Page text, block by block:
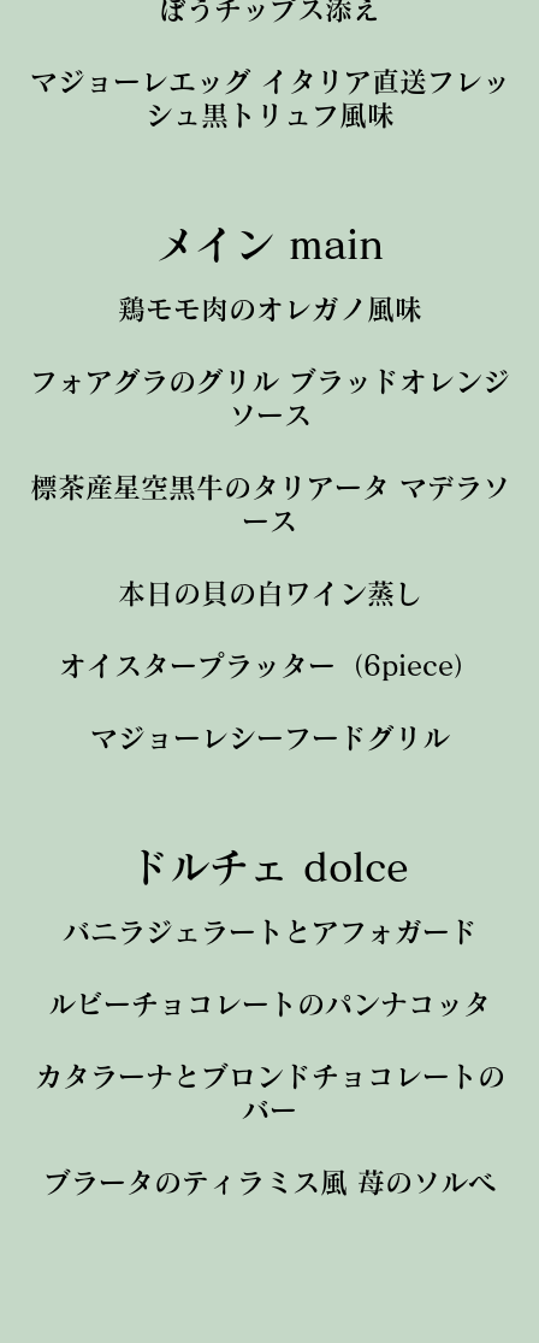
ぼうチップス添え
マジョーレエッグ イタリア直送フレッ
シュ黒トリュフ風味
メイン main
鶏モモ肉のオレガノ風味
フォアグラのグリル ブラッドオレンジ
ソース
標茶産星空黒牛のタリアータ マデラソ
ース
本日の貝の白ワイン蒸し
オイスタープラッター（6piece）
マジョーレシーフードグリル
ドルチェ dolce
バニラジェラートとアフォガード
ルビーチョコレートのパンナコッタ
カタラーナとブロンドチョコレートの
バー
ブラータのティラミス風 苺のソルベ